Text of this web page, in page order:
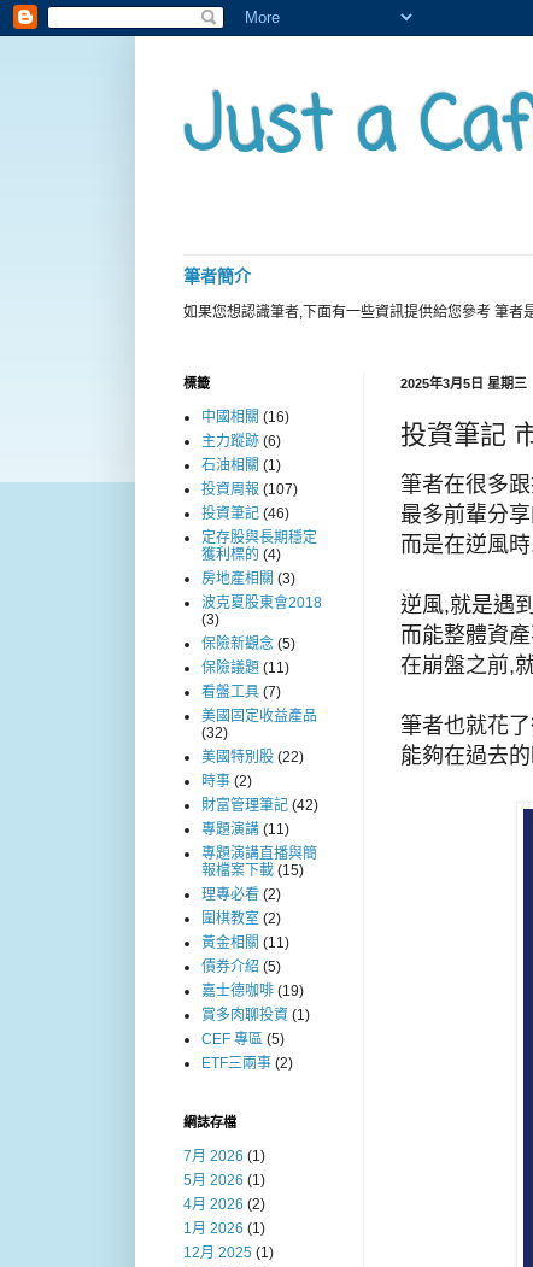
Just a
筆者簡介
如果您想認識筆者,下面有一些資訊提供給您參考 筆
2025年3月5日 星期三
投資筆記
筆者在很多
最多前輩分
而是在逆風
逆風,就是遇
而能整體資
在崩盤之前,
筆者也就花
能夠在過去
標籤
中國相關 (16)
主力蹤跡 (6)
石油相關 (1)
投資周報 (107)
投資筆記 (46)
定存股與長期穩定
獲利標的 (4)
房地產相關 (3)
波克夏股東會2018
(3)
保險新觀念 (5)
保險議題 (11)
看盤工具 (7)
美國固定收益產品
(32)
美國特別股 (22)
時事 (2)
財富管理筆記 (42)
專題演講 (11)
專題演講直播與簡
報檔案下載 (15)
理專必看 (2)
圍棋教室 (2)
黃金相關 (11)
債券介紹 (5)
嘉士德咖啡 (19)
賞多肉聊投資 (1)
CEF 專區 (5)
ETF三兩事 (2)
網誌存檔
7月 2026 (1)
5月 2026 (1)
4月 2026 (2)
1月 2026 (1)
12月 2025 (1)